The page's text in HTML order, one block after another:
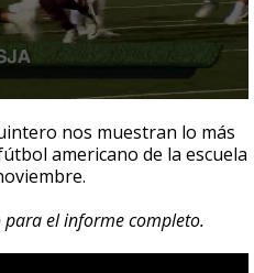
nos muestran lo más
americano de la escuela
para el informe completo.